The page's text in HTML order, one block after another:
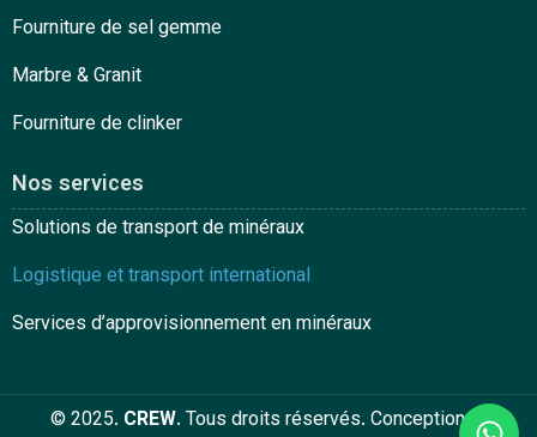
Fourniture de sel gemme
Marbre & Granit
Fourniture de clinker
Nos services
Solutions de transport de minéraux
Logistique et transport international
Services d’approvisionnement en minéraux
© 2025. CREW. Tous droits réservés. Conception et